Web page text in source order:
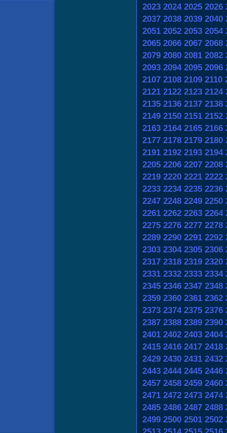
2023 2024 2025 2026
2037 2038 2039 2040
2051 2052 2053 2054
2065 2066 2067 2068
2079 2080 2081 2082
2093 2094 2095 2096
2107 2108 2109 2110
2121 2122 2123 2124
2135 2136 2137 2138
2149 2150 2151 2152
2163 2164 2165 2166
2177 2178 2179 2180
2191 2192 2193 2194
2205 2206 2207 2208
2219 2220 2221 2222
2233 2234 2235 2236
2247 2248 2249 2250
2261 2262 2263 2264
2275 2276 2277 2278
2289 2290 2291 2292
2303 2304 2305 2306
2317 2318 2319 2320
2331 2332 2333 2334
2345 2346 2347 2348
2359 2360 2361 2362
2373 2374 2375 2376
2387 2388 2389 2390
2401 2402 2403 2404
2415 2416 2417 2418
2429 2430 2431 2432
2443 2444 2445 2446
2457 2458 2459 2460
2471 2472 2473 2474
2485 2486 2487 2488
2499 2500 2501 2502